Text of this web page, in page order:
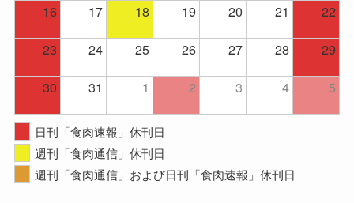
16
17 18 19 20 21
22
23
24 25 26 27 28
29
30
31 1 2 3 4 5
日刊「食肉速報」休刊日
週刊「食肉通信」休刊日
週刊「食肉通信」および日刊「食肉速報」休刊日